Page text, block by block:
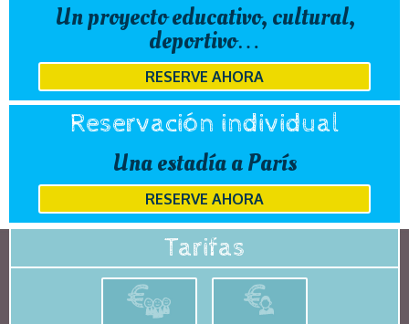
Un proyecto educativo, cultural,
deportivo…
RESERVE AHORA
Reservación individual
Una estadía a París
RESERVE AHORA
Tarifas